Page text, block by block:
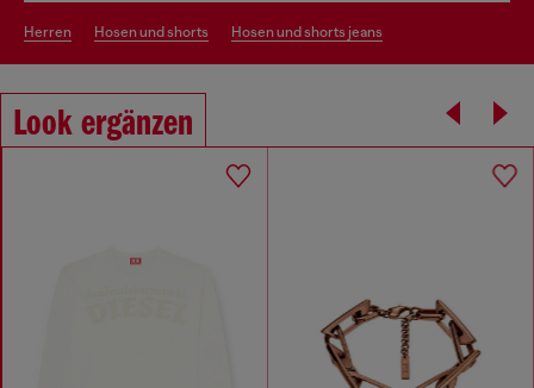
herren hosen und shorts hosen und shorts jeans
Look ergänzen